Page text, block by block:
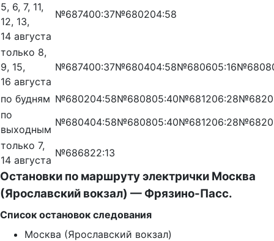
5, 6, 7, 11,
12, 13,
14 августа
№687400:37№680204:58
только 8,
9, 15,
16 августа
№687400:37№680404:58№680605:16№6808
по будням №680204:58№680805:40№681206:28№6820
по
выходным
№680404:58№680805:40№681206:28№6820
только 7,
14 августа
№686822:13
Остановки по маршруту электрички Москва
(Ярославский вокзал) — Фрязино-Пасс.
Список остановок следования
Москва (Ярославский вокзал)